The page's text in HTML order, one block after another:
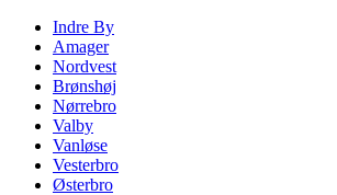
Indre By
Amager
Nordvest
Brønshøj
Nørrebro
Valby
Vanløse
Vesterbro
Østerbro